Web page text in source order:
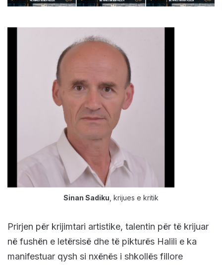
Sinan Sadiku , krijues e kritik
Prirjen për krijimtari artistike, talentin për të krijuar
në fushën e letërsisë dhe të pikturës Halili e ka
manifestuar qysh si nxënës i shkollës fillore